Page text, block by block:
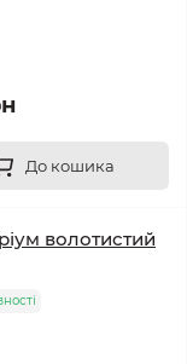
До кошика
волотистий